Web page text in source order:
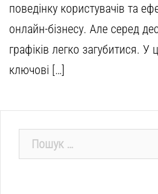
поведінку користувачів та
онлайн-бізнесу. Але серед
графіків легко загубитися. У
ключові […]
Пошук: